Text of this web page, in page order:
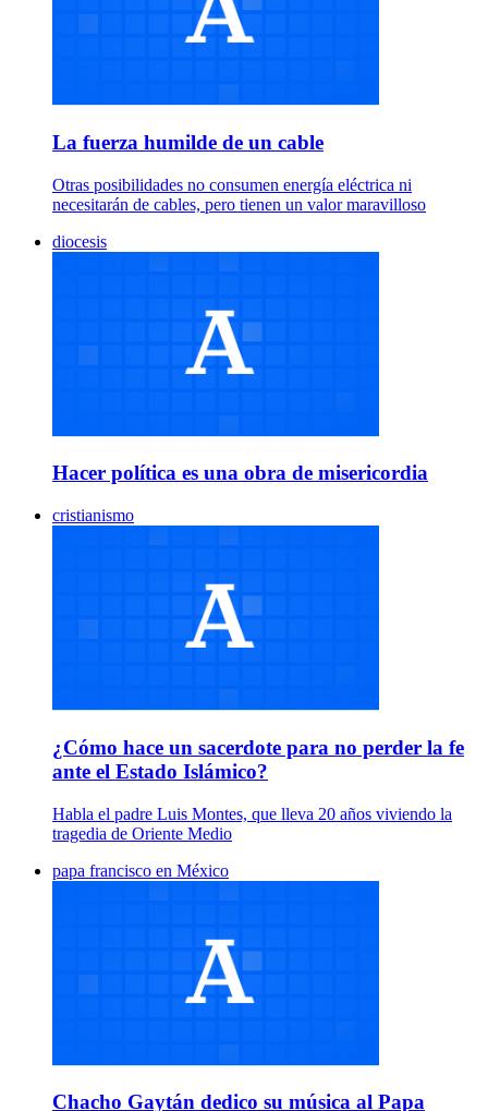
La fuerza humilde de un cable
Otras posibilidades no consumen energía eléctrica ni
necesitarán de cables, pero tienen un valor maravilloso
diocesis
Hacer política es una obra de misericordia
cristianismo
¿Cómo hace un sacerdote para no perder la fe
ante el Estado Islámico?
Habla el padre Luis Montes, que lleva 20 años viviendo la
tragedia de Oriente Medio
papa francisco en México
Chacho Gaytán dedico su música al Papa